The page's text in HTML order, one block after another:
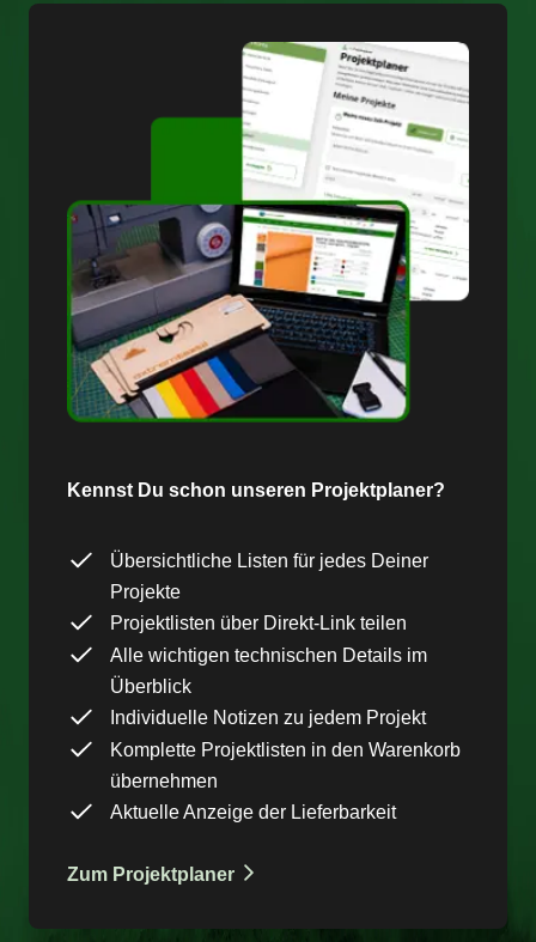
Kennst Du schon unseren Projektplaner?
Übersichtliche Listen für jedes Deiner
Projekte
Projektlisten über Direkt-Link teilen
Alle wichtigen technischen Details im
Überblick
Individuelle Notizen zu jedem Projekt
Komplette Projektlisten in den Warenkorb
übernehmen
Aktuelle Anzeige der Lieferbarkeit
Zum Projektplaner